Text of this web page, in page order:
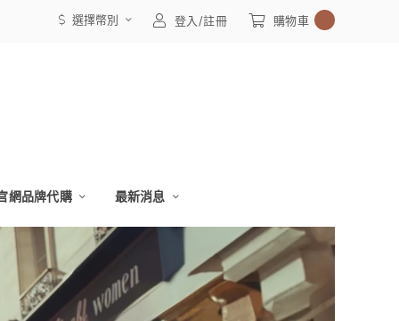
選擇幣別 登入/註冊 購物車
網品牌代購 最新消息